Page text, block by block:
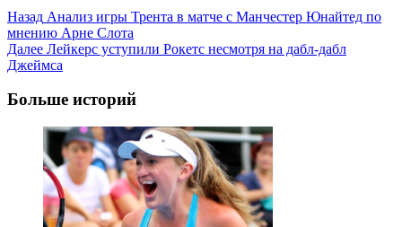
Post
Navigation
Назад Анализ игры Трента в матче с Манчестер Юнайтед по
мнению Арне Слота
Далее Лейкерс уступили Рокетс несмотря на дабл-дабл
Джеймса
Больше историй